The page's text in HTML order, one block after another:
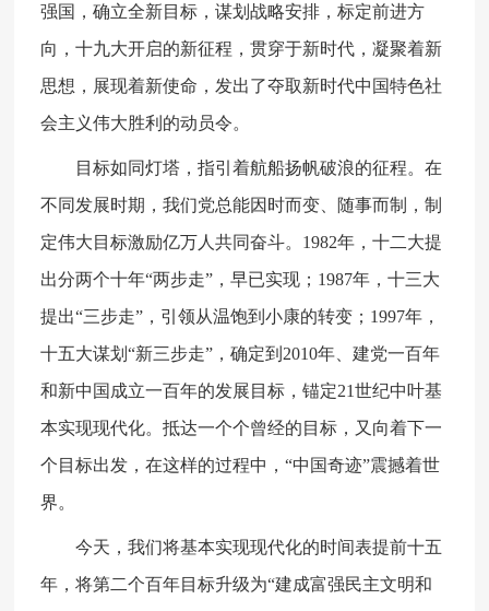
强国，确立全新目标，谋划战略安排，标定前进方
向，十九大开启的新征程，贯穿于新时代，凝聚着新
思想，展现着新使命，发出了夺取新时代中国特色社
会主义伟大胜利的动员令。
目标如同灯塔，指引着航船扬帆破浪的征程。在
不同发展时期，我们党总能因时而变、随事而制，制
定伟大目标激励亿万人共同奋斗。1982年，十二大提
出分两个十年“两步走”，早已实现；1987年，十三大
提出“三步走”，引领从温饱到小康的转变；1997年，
十五大谋划“新三步走”，确定到2010年、建党一百年
和新中国成立一百年的发展目标，锚定21世纪中叶基
本实现现代化。抵达一个个曾经的目标，又向着下一
个目标出发，在这样的过程中，“中国奇迹”震撼着世
界。
今天，我们将基本实现现代化的时间表提前十五
年，将第二个百年目标升级为“建成富强民主文明和